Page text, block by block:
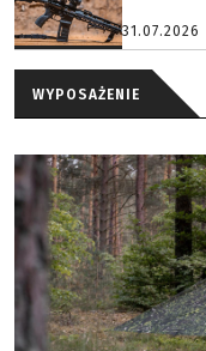
31.07.2026
WYPOSAŻENIE